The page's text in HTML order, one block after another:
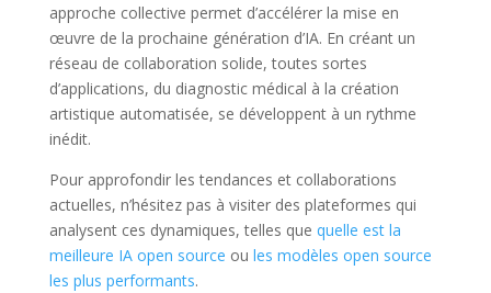
approche collective permet d’accélérer la mise en
œuvre de la prochaine génération d’IA. En créant un
réseau de collaboration solide, toutes sortes
d’applications, du diagnostic médical à la création
artistique automatisée, se développent à un rythme
inédit.
Pour approfondir les tendances et collaborations
actuelles, n’hésitez pas à visiter des plateformes qui
analysent ces dynamiques, telles que quelle est la
meilleure IA open source ou les modèles open source
les plus performants.